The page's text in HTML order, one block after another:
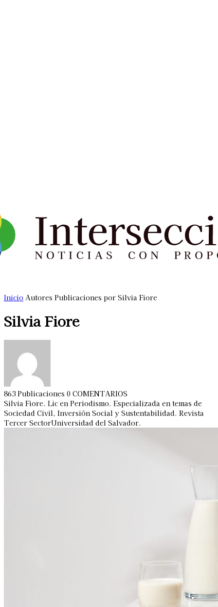
Inicio Autores Publicaciones por Silvia Fiore
Silvia Fiore
863 Publicaciones 0 COMENTARIOS
Silvia Fiore. Lic en Periodismo. Especializada en temas de
Sociedad Civil, Inversión Social y Sustentabilidad. Revista
Tercer SectorUniversidad del Salvador.